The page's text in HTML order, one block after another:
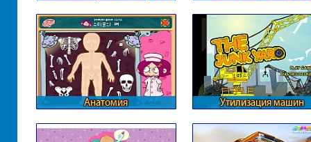
Анатомия Утилизация машин